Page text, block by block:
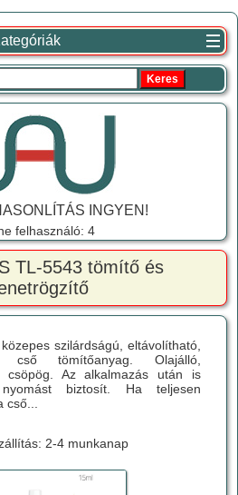
INGYEN!
felhasználó: 4
TL-5543 tömítő és
szilárdságú, eltávolítható,
cső tömítőanyag. Olajálló,
csöpög. Az alkalmazás után is
biztosít. Ha teljesen
cső...
2-4 munkanap